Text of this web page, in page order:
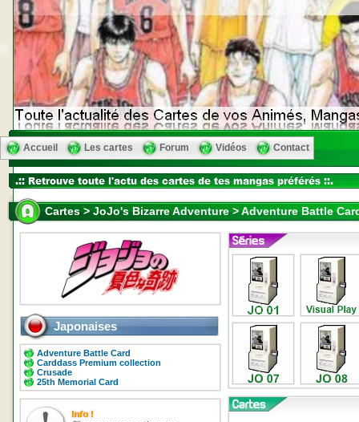
Accueil Les cartes Forum Vidéos Contact
Cartes > JoJo's Bizarre Adventure > Adventure Battle
Japonaises
Adventure Battle Card
Carddass Premium collection
Crusade
25th Memorial Card